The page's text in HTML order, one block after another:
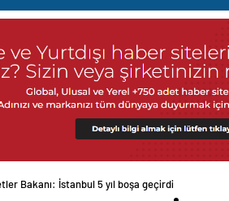
Bakanı: İstanbul 5 yıl boşa geçirdi